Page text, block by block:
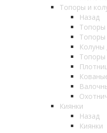
Топоры и
Назад
Топоры
Топоры
Колуны
Топоры
Киянки
Назад
Киянки